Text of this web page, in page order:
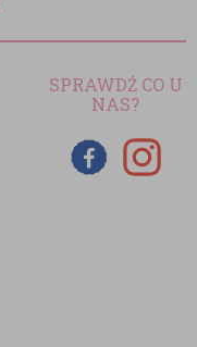
SPRAWDŹ CO U
NAS?